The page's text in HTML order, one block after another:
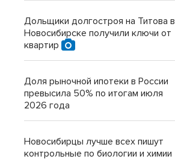
Дольщики долгостроя на Титова в
Новосибирске получили ключи от
квартир
Доля рыночной ипотеки в России
превысила 50% по итогам июля
2026 года
Новосибирцы лучше всех пишут
контрольные по биологии и химии